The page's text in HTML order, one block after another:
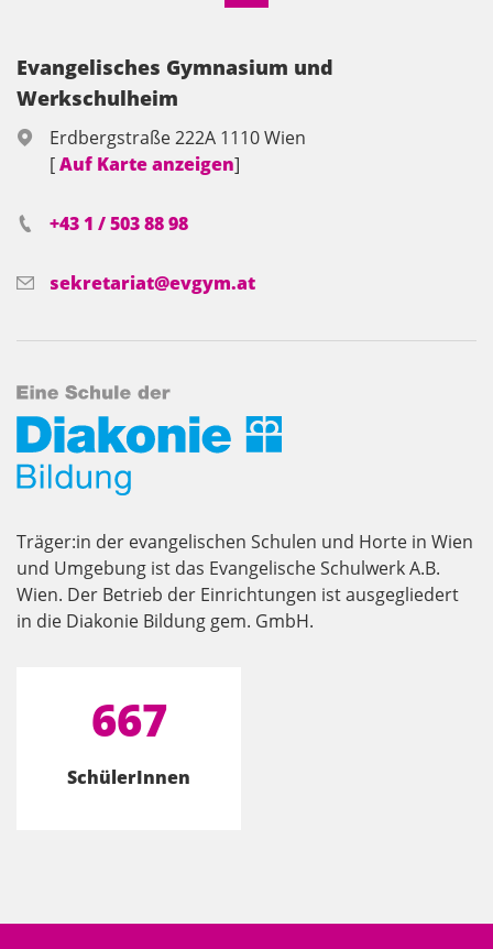
Evangelisches Gymnasium und
Werkschulheim
Erdbergstraße 222A 1110 Wien
[Auf Karte anzeigen]
+43 1 / 503 88 98
sekretariat@evgym.at
Träger:in der evangelischen Schulen und Horte in Wien
und Umgebung ist das Evangelische Schulwerk A.B.
Wien. Der Betrieb der Einrichtungen ist ausgegliedert
in die Diakonie Bildung gem. GmbH.
667
SchülerInnen